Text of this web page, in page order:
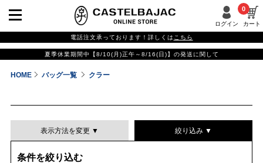
ログイン カート
0
電話注文承っております！詳しくは こちら
夏季休業期間中【8/10(月)正午～8/16(日)】の発送に関して
HOME バッグ一覧 クラー
表示方法を変更 ▼ 絞り込み ▼
条件を絞り込む